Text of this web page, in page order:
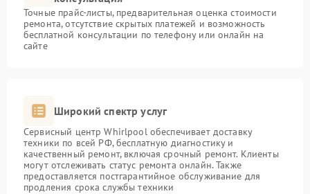
Точные прайс-листы, предварительная оценка стоимости
ремонта, отсутствие скрытых платежей и возможность
бесплатной консультации по телефону или онлайн на
сайте
Широкий спектр услуг
Сервисный центр Whirlpool обеспечивает доставку
техники по всей РФ, бесплатную диагностику и
качественный ремонт, включая срочный ремонт. Клиенты
могут отслеживать статус ремонта онлайн. Также
предоставляется постгарантийное обслуживание для
продления срока службы техники